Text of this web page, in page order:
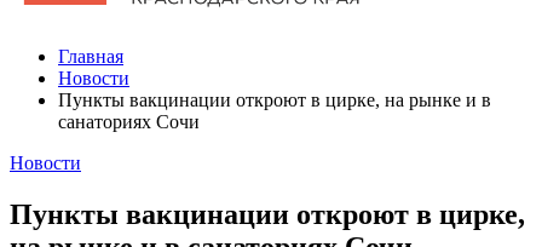
Главная
Новости
Пункты вакцинации откроют в цирке, на рынке и в
санаториях Сочи
Новости
Пункты вакцинации откроют в цирке,